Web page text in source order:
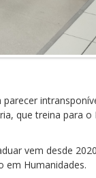
que treina para o
vem desde
em Humanidades.